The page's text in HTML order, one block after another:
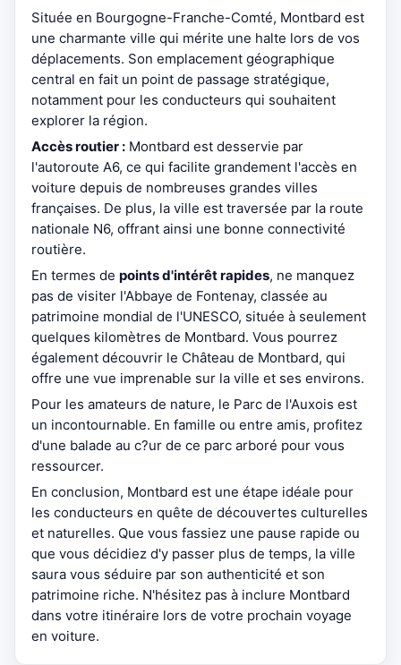
Située en Bourgogne-Franche-Comté, Montbard est
une charmante ville qui mérite une halte lors de vos
déplacements. Son emplacement géographique
central en fait un point de passage stratégique,
notamment pour les conducteurs qui souhaitent
explorer la région.
Accès routier : Montbard est desservie par
l'autoroute A6, ce qui facilite grandement l'accès en
voiture depuis de nombreuses grandes villes
françaises. De plus, la ville est traversée par la route
nationale N6, offrant ainsi une bonne connectivité
routière.
En termes de points d'intérêt rapides, ne manquez
pas de visiter l'Abbaye de Fontenay, classée au
patrimoine mondial de l'UNESCO, située à seulement
quelques kilomètres de Montbard. Vous pourrez
également découvrir le Château de Montbard, qui
offre une vue imprenable sur la ville et ses environs.
Pour les amateurs de nature, le Parc de l'Auxois est
un incontournable. En famille ou entre amis, profitez
d'une balade au c?ur de ce parc arboré pour vous
ressourcer.
En conclusion, Montbard est une étape idéale pour
les conducteurs en quête de découvertes culturelles
et naturelles. Que vous fassiez une pause rapide ou
que vous décidiez d'y passer plus de temps, la ville
saura vous séduire par son authenticité et son
patrimoine riche. N'hésitez pas à inclure Montbard
dans votre itinéraire lors de votre prochain voyage
en voiture.